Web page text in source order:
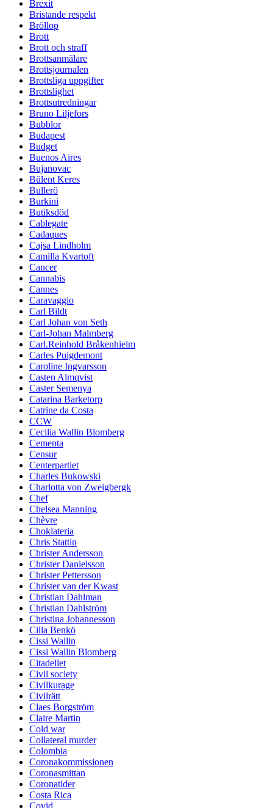
Brexit
Bristande respekt
Bröllop
Brott
Brott och straff
Brottsanmälare
Brottsjournalen
Brottsliga uppgifter
Brottslighet
Brottsutredningar
Bruno Liljefors
Bubblor
Budapest
Budget
Buenos Aires
Bujanovac
Bülent Keres
Bullerö
Burkini
Butiksdöd
Cablegate
Cadaques
Cajsa Lindholm
Camilla Kvartoft
Cancer
Cannabis
Cannes
Caravaggio
Carl Bildt
Carl Johan von Seth
Carl-Johan Malmberg
Carl.Reinhold Bråkenhielm
Carles Puigdemont
Caroline Ingvarsson
Casten Almqvist
Caster Semenya
Catarina Barketorp
Catrine da Costa
CCW
Cecilia Wallin Blomberg
Cementa
Censur
Centerpartiet
Charles Bukowski
Charlotta von Zweigbergk
Chef
Chelsea Manning
Chèvre
Choklateria
Chris Stattin
Christer Andersson
Christer Danielsson
Christer Pettersson
Christer van der Kwast
Christian Dahlman
Christian Dahlström
Christina Johannesson
Cilla Benkö
Cissi Wallin
Cissi Wallin Blomberg
Citadellet
Civil society
Civilkurage
Civilrätt
Claes Borgström
Claire Martin
Cold war
Collateral murder
Colombia
Coronakommissionen
Coronasmittan
Coronatider
Costa Rica
Covid